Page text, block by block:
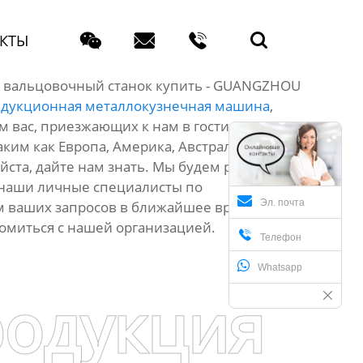
   
Эл. почта
 Телефон
Whatsapp
станок купить - GUANGZHOU
металлокузнечная машина,
вас, приезжающих к нам в гости. Надеюсь,
как Европа, Америка, Австралия,Jakarta,
дайте нам знать. Мы будем рады
личные специалисты по
ваших запросов в ближайшее время и
с нашей организацией.